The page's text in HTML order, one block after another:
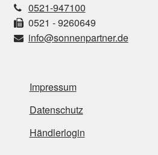
0521-947100
0521 - 9260649
info@sonnenpartner.de
Impressum
Datenschutz
Händlerlogin